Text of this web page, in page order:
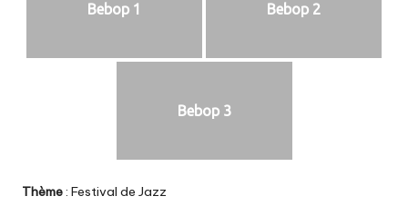
Bebop 1 Bebop 2
Bebop 3
Thème: Festival de Jazz